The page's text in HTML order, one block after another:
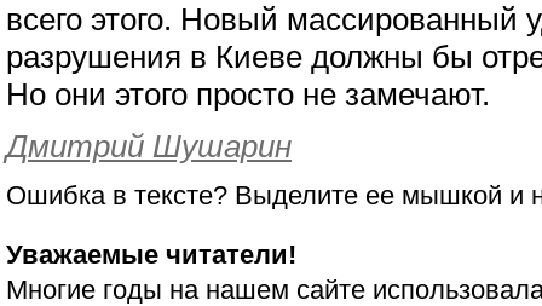
всего этого. Новый массированный
разрушения в Киеве должны бы
Но они этого просто не замечают.
Дмитрий Шушарин
Ошибка в тексте? Выделите ее мышкой и
Уважаемые читатели!
Многие годы на нашем сайте